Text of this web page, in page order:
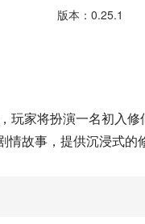
版本：0.25.1
玩家将扮演一名初入
故事，提供沉浸式的